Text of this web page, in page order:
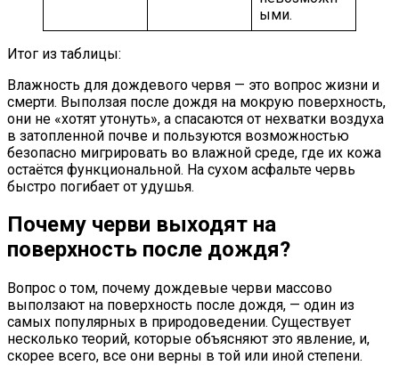
ыми.
Итог из таблицы:
Влажность для дождевого червя — это вопрос жизни и
смерти. Выползая после дождя на мокрую поверхность,
они не «хотят утонуть», а спасаются от нехватки воздуха
в затопленной почве и пользуются возможностью
безопасно мигрировать во влажной среде, где их кожа
остаётся функциональной. На сухом асфальте червь
быстро погибает от удушья.
Почему черви выходят на
поверхность после дождя?
Вопрос о том, почему дождевые черви массово
выползают на поверхность после дождя, — один из
самых популярных в природоведении. Существует
несколько теорий, которые объясняют это явление, и,
скорее всего, все они верны в той или иной степени.